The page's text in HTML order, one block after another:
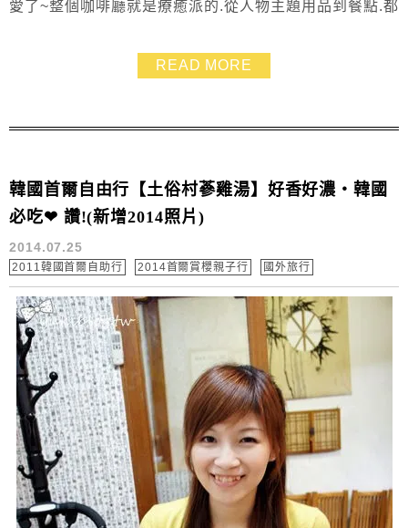
愛了~整個咖啡廳就是療癒派的.從人物主題用品到餐點.都
超愛的❤ 這天根本是包場了^^ 努力的拍~用力的拍
READ MORE
韓國首爾自由行【土俗村蔘雞湯】好香好濃‧韓國
必吃❤ 讚!(新增2014照片)
2014.07.25
2011韓國首爾自助行 2014首爾賞櫻親子行 國外旅行